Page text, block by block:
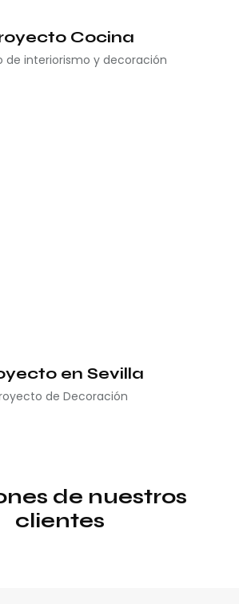
Cocina
de interiorismo y decoración
en Sevilla
de Decoración
de nuestros
clientes